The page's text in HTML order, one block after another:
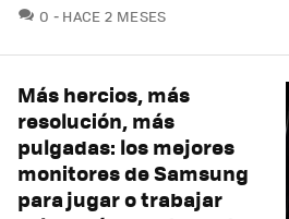
0 COMENTARIOS
HACE 2 MESES
Más hercios, más
resolución, más
pulgadas: los mejores
monitores de Samsung
para jugar o trabajar